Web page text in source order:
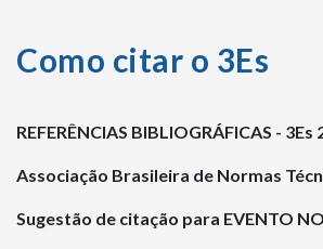
Como citar o 3Es
REFERÊNCIAS BIBLIOGRÁFICAS - 3Es
Associação Brasileira de Normas
Sugestão de citação para EVENTO